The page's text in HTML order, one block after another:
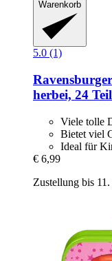
Warenkorb
5.0 (1)
Ravensburger
herbei, 24
Viele tolle
Bietet viel
Ideal für
€ 6,99
Zustellung bis